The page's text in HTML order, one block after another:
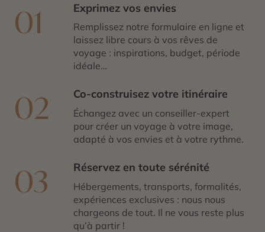
01 Exprimez vos envies
Remplissez notre formulaire en ligne et
laissez libre cours à vos rêves de
voyage : inspirations, budget, période
idéale…
02 Co-construisez votre itinéraire
Échangez avec un conseiller-expert
pour créer un voyage à votre image,
adapté à vos envies et à votre rythme.
03 Réservez en toute sérénité
Hébergements, transports, formalités,
expériences exclusives : nous nous
chargeons de tout. Il ne vous reste plus
qu’à partir !